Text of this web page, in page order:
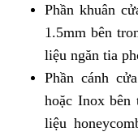
Phần khuân
1.5mm bên
liệu ngăn tia
Phần cánh
hoặc Inox bên
liệu